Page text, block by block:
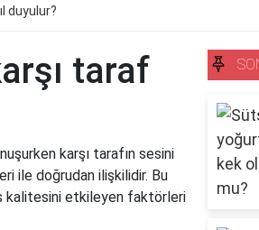
duyulur?
taraf
karşı tarafın sesini
ile doğrudan ilişkilidir. Bu
kalitesini etkileyen faktörleri